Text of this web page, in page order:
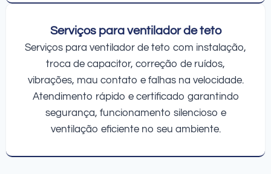
Serviços para ventilador de teto
Serviços para ventilador de teto com instalação,
troca de capacitor, correção de ruídos,
vibrações, mau contato e falhas na velocidade.
Atendimento rápido e certificado garantindo
segurança, funcionamento silencioso e
ventilação eficiente no seu ambiente.